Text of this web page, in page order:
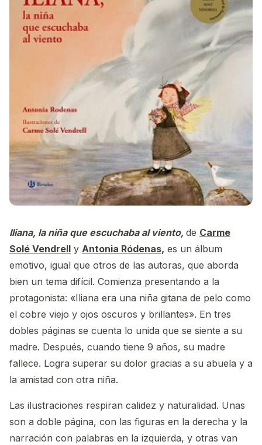
Iliana, la niña que escuchaba al viento, de Carme
Solé Vendrell y Antonia Ródenas, es un álbum
emotivo, igual que otros de las autoras, que aborda
bien un tema difícil. Comienza presentando a la
protagonista: «Iliana era una niña gitana de pelo como
el cobre viejo y ojos oscuros y brillantes». En tres
dobles páginas se cuenta lo unida que se siente a su
madre. Después, cuando tiene 9 años, su madre
fallece. Logra superar su dolor gracias a su abuela y a
la amistad con otra niña.
Las ilustraciones respiran calidez y naturalidad. Unas
son a doble página, con las figuras en la derecha y la
narración con palabras en la izquierda, y otras van